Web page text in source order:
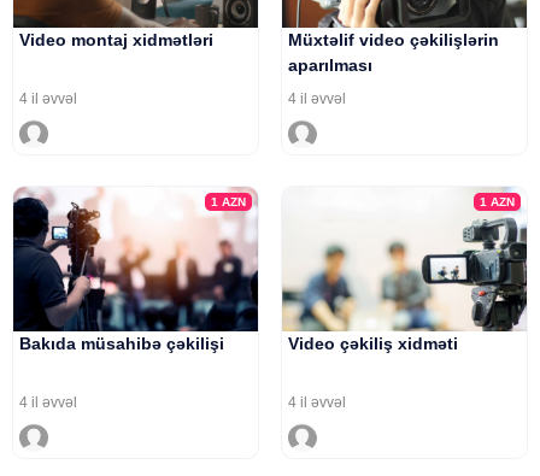
Video montaj xidmətləri
4 il əvvəl
Müxtəlif video çəkilişlərin
aparılması
4 il əvvəl
1AZN
Bakıda müsahibə çəkilişi
4 il əvvəl
1 AZN
Video çəkiliş xidməti
4 il əvvəl